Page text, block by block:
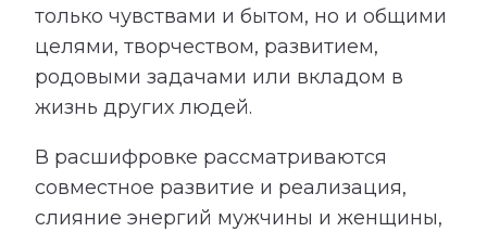
только чувствами и бытом, но и общими
целями, творчеством, развитием,
родовыми задачами или вкладом в
жизнь других людей.
В расшифровке рассматриваются
совместное развитие и реализация,
слияние энергий мужчины и женщины,